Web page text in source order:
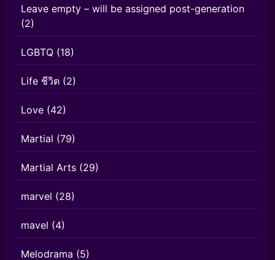
Leave empty – will be assigned post-generation
(2)
LGBTQ (18)
Life ชีวิต (2)
Love (42)
Martial (79)
Martial Arts (29)
marvel (28)
mavel (4)
Melodrama (5)